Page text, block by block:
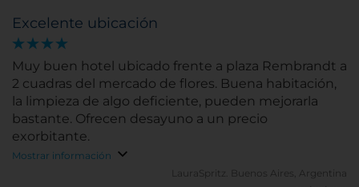
Excelente ubicación
Muy buen hotel ubicado frente a plaza Rembrandt a
2 cuadras del mercado de flores. Buena habitación,
la limpieza de algo deficiente, pueden mejorarla
bastante. Ofrecen desayuno a un precio
exorbitante.
Mostrar información
LauraSpritz.
Buenos Aires, Argentina